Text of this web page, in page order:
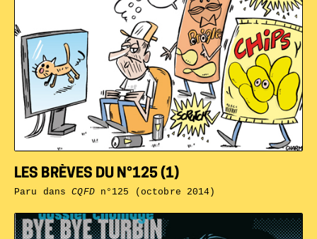
LES BRÈVES DU N°125 (1)
Paru dansCQFDn°125 (octobre 2014)